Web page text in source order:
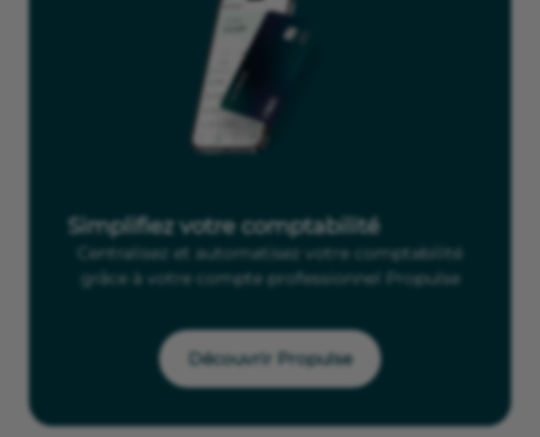
Simplifiez votre comptabilité
Centralisez et automatisez votre comptabilité
grâce à votre compte professionnel Propulse
Découvrir Propulse